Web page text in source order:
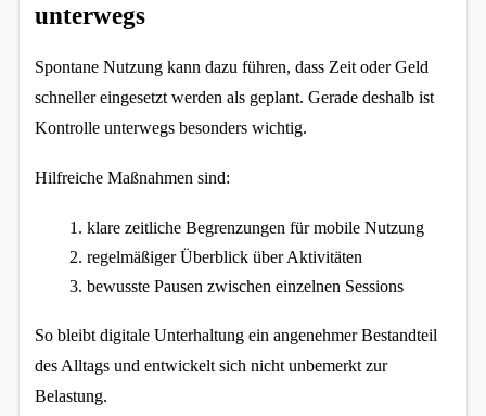
unterwegs
Spontane Nutzung kann dazu führen, dass Zeit oder Geld
schneller eingesetzt werden als geplant. Gerade deshalb ist
Kontrolle unterwegs besonders wichtig.
Hilfreiche Maßnahmen sind:
klare zeitliche Begrenzungen für mobile Nutzung
regelmäßiger Überblick über Aktivitäten
bewusste Pausen zwischen einzelnen Sessions
So bleibt digitale Unterhaltung ein angenehmer Bestandteil
des Alltags und entwickelt sich nicht unbemerkt zur
Belastung.